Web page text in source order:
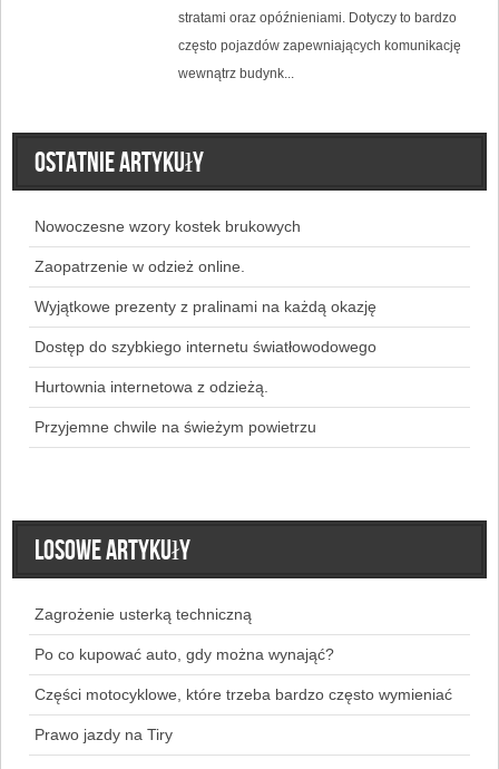
stratami oraz opóźnieniami. Dotyczy to bardzo
często pojazdów zapewniających komunikację
wewnątrz budynk...
Ostatnie artykuły
Nowoczesne wzory kostek brukowych
Zaopatrzenie w odzież online.
Wyjątkowe prezenty z pralinami na każdą okazję
Dostęp do szybkiego internetu światłowodowego
Hurtownia internetowa z odzieżą.
Przyjemne chwile na świeżym powietrzu
Losowe artykuły
Zagrożenie usterką techniczną
Po co kupować auto, gdy można wynająć?
Części motocyklowe, które trzeba bardzo często wymieniać
Prawo jazdy na Tiry